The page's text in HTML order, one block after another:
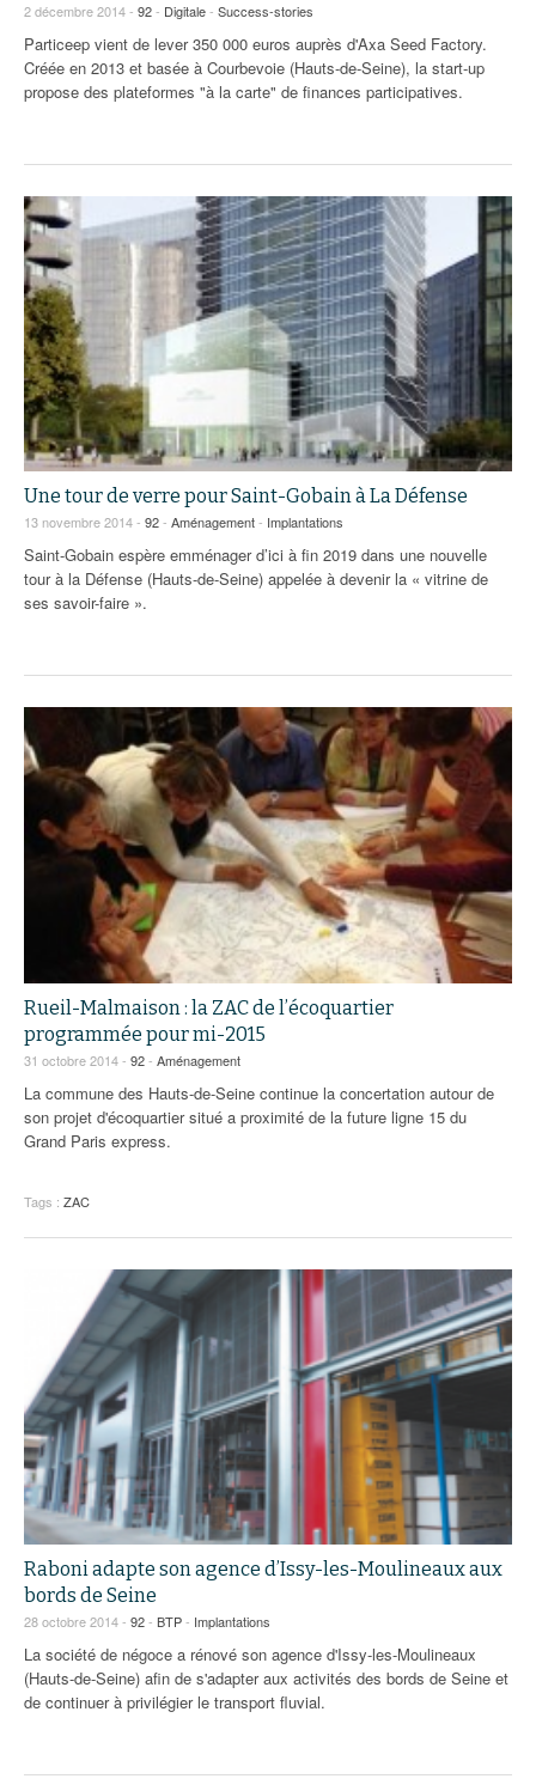
2 décembre 2014 - 92- Digitale- Success-stories
Particeep vient de lever 350 000 euros auprès d'Axa Seed Factory.
Créée en 2013 et basée à Courbevoie (Hauts-de-Seine), la start-up
propose des plateformes "à la carte" de finances participatives.
Une tour de verre pour Saint-Gobain à La Défense
13 novembre 2014 - 92- Aménagement- Implantations
Saint-Gobain espère emménager d’ici à fin 2019 dans une nouvelle
tour à la Défense (Hauts-de-Seine) appelée à devenir la « vitrine de
ses savoir-faire ».
Rueil-Malmaison : la ZAC de l’écoquartier
programmée pour mi-2015
31 octobre 2014 - 92- Aménagement
La commune des Hauts-de-Seine continue la concertation autour de
son projet d'écoquartier situé a proximité de la future ligne 15 du
Grand Paris express.
Tags : ZAC
Raboni adapte son agence d’Issy-les-Moulineaux aux
bords de Seine
28 octobre 2014 - 92- BTP- Implantations
La société de négoce a rénové son agence d'Issy-les-Moulineaux
(Hauts-de-Seine) afin de s'adapter aux activités des bords de Seine et
de continuer à privilégier le transport fluvial.